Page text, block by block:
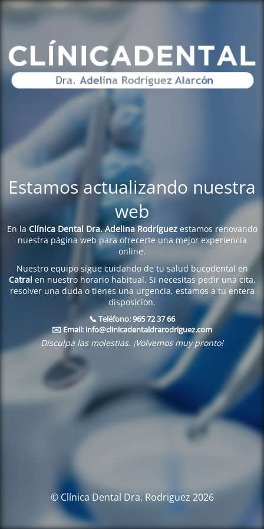
Estamos actualizando nuestra
web
En la Clínica Dental Dra. Adelina Rodríguezestamos renovando
nuestra página web para ofrecerte una mejor experiencia
online.
Nuestro equipo sigue cuidando de tu salud bucodental en
Catral en nuestro horario habitual. Si necesitas pedir una cita,
resolver una duda o tienes una urgencia, estamos a tu entera
disposición.
📞 Teléfono:965 72 37 66
✉️ Email: info@clinicadentaldrarodriguez.com
Disculpa las molestias. ¡Volvemos muy pronto!
© Clínica Dental Dra. Rodriguez 2026